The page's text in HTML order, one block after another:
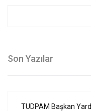
Son Yazılar
TUDPAM Başkan